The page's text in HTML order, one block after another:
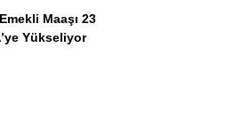
Maaşı 23
Yükseliyor